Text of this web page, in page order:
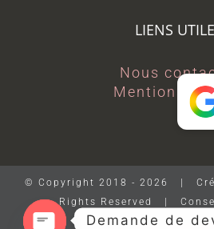
LIENS
Nous
Mentions
© Copyright 2018 - 2026 |
Rights Reserved |
Demande de